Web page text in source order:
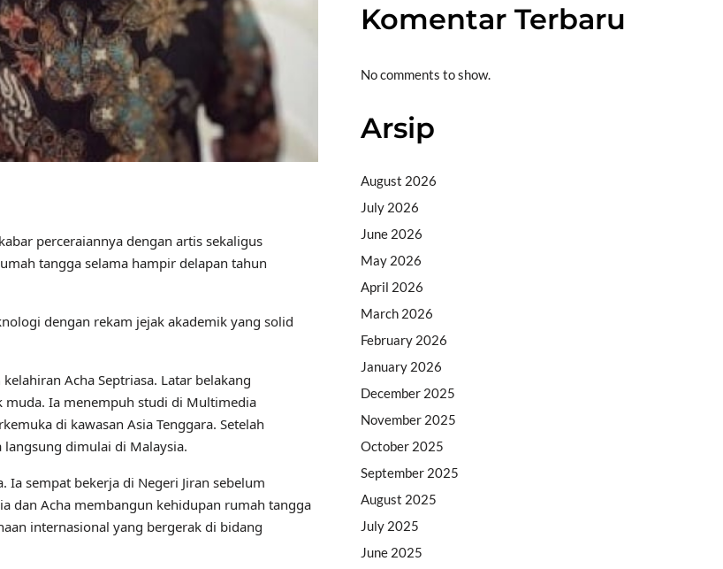
perceraiannya dengan artis sekaligus
tangga selama hampir delapan tahun
dengan rekam jejak akademik yang solid
Acha Septriasa. Latar belakang
muda. Ia menempuh studi di Multimedia
di kawasan Asia Tenggara. Setelah
dimulai di Malaysia.
Ia sempat bekerja di Negeri Jiran sebelum
dan Acha membangun kehidupan rumah tangga
internasional yang bergerak di bidang
Komentar Terbaru
No comments to show.
Arsip
August 2026
July 2026
June 2026
May 2026
April 2026
March 2026
February 2026
January 2026
December 2025
November 2025
October 2025
September 2025
August 2025
July 2025
June 2025